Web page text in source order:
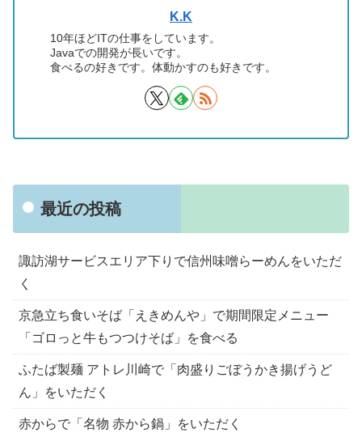
K.K
10年ほどITの仕事をしています。
Javaでの開発が長いです。
食べるの好きです。体動かすのも好きです。
最近の投稿
諏訪湖サービスエリア下りで信州味噌らーめんをいただ
く
京急立ち食いそば「えきめんや」で期間限定メニュー
「ゴロっと牛もつつけそば」を食べる
ふたば製麺 アトレ川崎で「肉盛りごぼうかき揚げうど
ん」をいただく
赤からで「名物 赤から鍋」をいただく